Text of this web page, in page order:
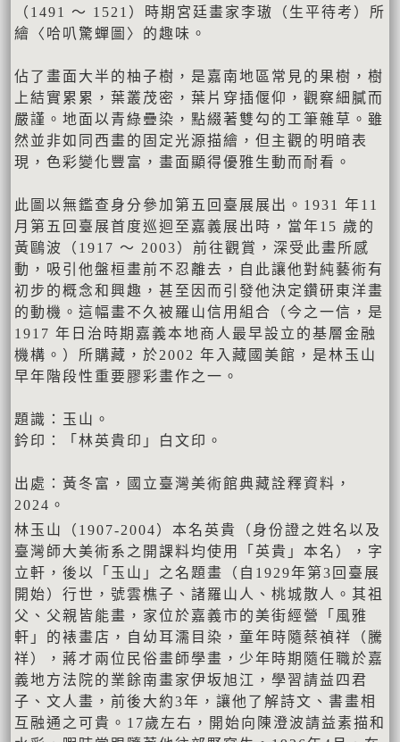
（1491 ～ 1521）時期宮廷畫家李璈（生平待考）所
繪〈哈叭驚蟬圖〉的趣味。
佔了畫面大半的柚子樹，是嘉南地區常見的果樹，樹
上結實累累，葉叢茂密，葉片穿插偃仰，觀察細膩而
嚴謹。地面以青綠疊染，點綴著雙勾的工筆雜草。雖
然並非如同西畫的固定光源描繪，但主觀的明暗表
現，色彩變化豐富，畫面顯得優雅生動而耐看。
此圖以無鑑查身分參加第五回臺展展出。1931 年11
月第五回臺展首度巡迴至嘉義展出時，當年15 歲的
黃鷗波（1917 ～ 2003）前往觀賞，深受此畫所感
動，吸引他盤桓畫前不忍離去，自此讓他對純藝術有
初步的概念和興趣，甚至因而引發他決定鑽研東洋畫
的動機。這幅畫不久被羅山信用組合（今之一信，是
1917 年日治時期嘉義本地商人最早設立的基層金融
機構。）所購藏，於2002 年入藏國美館，是林玉山
早年階段性重要膠彩畫作之一。
題識：玉山。
鈐印：「林英貴印」白文印。
出處：黃冬富，國立臺灣美術館典藏詮釋資料，
2024。
林玉山（1907-2004）本名英貴（身份證之姓名以及
臺灣師大美術系之開課料均使用「英貴」本名），字
立軒，後以「玉山」之名題畫（自1929年第3回臺展
開始）行世，號雲樵子、諸羅山人、桃城散人。其祖
父、父親皆能畫，家位於嘉義市的美街經營「風雅
軒」的裱畫店，自幼耳濡目染，童年時隨蔡禎祥（騰
祥），蔣才兩位民俗畫師學畫，少年時期隨任職於嘉
義地方法院的業餘南畫家伊坂旭江，學習請益四君
子、文人畫，前後大約3年，讓他了解詩文、書畫相
互融通之可貴。17歲左右，開始向陳澄波請益素描和